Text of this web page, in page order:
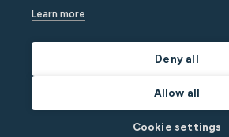
Learn more
Deny all
Allow all
Cookie settings